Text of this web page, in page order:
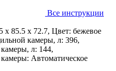
Все инструкции
85.5 х 72.7, Цвет: бежевое
камеры, л: 396,
л: 144,
Автоматическое